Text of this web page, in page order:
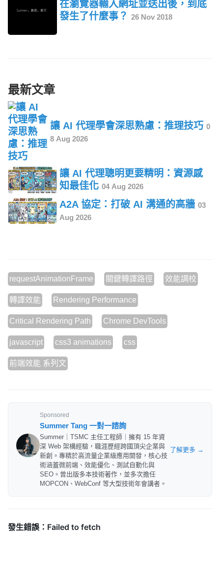
在瀏覽器輸入網址並送出後，到底
發生了什麼事？ 26 Nov 2018
最新文章
讓 AI 代理學會深思熟慮：推理技巧 0
8 Aug 2026
讓 AI 代理聰明更要精明：資源感
知最佳化 04 Aug 2026
A2A 協定：打破 AI 溝通的高牆 03
Aug 2026
requestAnimationFrame 關鍵轉譯路徑 效能調校
轉譯效能 Rendering Performance
Critical Rendering Path Chrome DevTools
javascript css3 animations css
前端效能 系列文
Sponsored
Summer Tang 一對一諮詢
Summer｜TSMC 主任工程師｜擁有 15 年資
深 Web 架構經驗，職涯歷經跨國頂尖企業與
新創。專精於高流量企業級應用開發，核心技
術涵蓋微前端、效能優化、測試自動化與
SEO。曾出版多本技術著作，並多次擔任
MOPCON、WebConf 等大型技術年會講者。
了解更多 →